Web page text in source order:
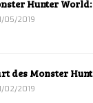
Hunter
05/2019
des Monster
02/2019